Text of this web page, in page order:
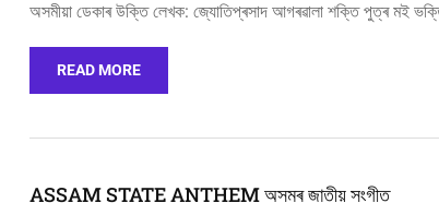
অসমীয়া ডেকাৰ উক্তি লেখক: জ্যোতিপ্ৰসাদ আগৰৱালা শক্তি পুত্ৰ মই
READ MORE
ASSAM STATE ANTHEM অসমৰ জাতীয় সংগীত